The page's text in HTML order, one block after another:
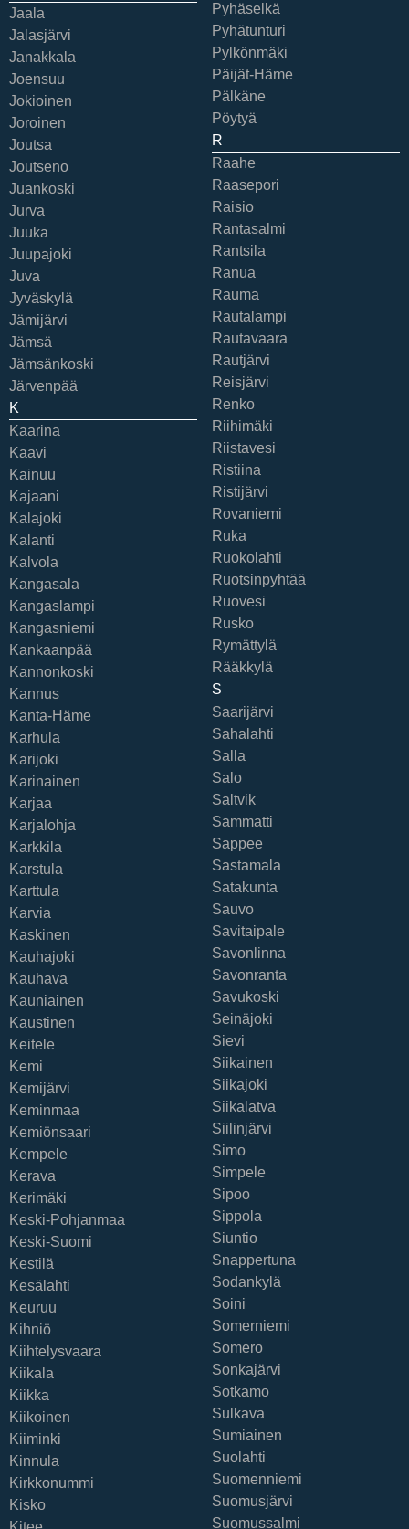
Jaala
Jalasjärvi
Janakkala
Joensuu
Jokioinen
Joroinen
Joutsa
Joutseno
Juankoski
Jurva
Juuka
Juupajoki
Juva
Jyväskylä
Jämijärvi
Jämsä
Jämsänkoski
Järvenpää
K
Kaarina
Kaavi
Kainuu
Kajaani
Kalajoki
Kalanti
Kalvola
Kangasala
Kangaslampi
Kangasniemi
Kankaanpää
Kannonkoski
Kannus
Kanta-Häme
Karhula
Karijoki
Karinainen
Karjaa
Karjalohja
Karkkila
Karstula
Karttula
Karvia
Kaskinen
Kauhajoki
Kauhava
Kauniainen
Kaustinen
Keitele
Kemi
Kemijärvi
Keminmaa
Kemiönsaari
Kempele
Kerava
Kerimäki
Keski-Pohjanmaa
Keski-Suomi
Kestilä
Kesälahti
Keuruu
Kihniö
Kiihtelysvaara
Kiikala
Kiikka
Kiikoinen
Kiiminki
Kinnula
Kirkkonummi
Kisko
Pyhäselkä
Pyhätunturi
Pylkönmäki
Päijät-Häme
Pälkäne
Pöytyä
R
Raahe
Raasepori
Raisio
Rantasalmi
Rantsila
Ranua
Rauma
Rautalampi
Rautavaara
Rautjärvi
Reisjärvi
Renko
Riihimäki
Riistavesi
Ristiina
Ristijärvi
Rovaniemi
Ruka
Ruokolahti
Ruotsinpyhtää
Ruovesi
Rusko
Rymättylä
Rääkkylä
S
Saarijärvi
Sahalahti
Salla
Salo
Saltvik
Sammatti
Sappee
Sastamala
Satakunta
Sauvo
Savitaipale
Savonlinna
Savonranta
Savukoski
Seinäjoki
Sievi
Siikainen
Siikajoki
Siikalatva
Siilinjärvi
Simo
Simpele
Sipoo
Sippola
Siuntio
Snappertuna
Sodankylä
Soini
Somerniemi
Somero
Sonkajärvi
Sotkamo
Sulkava
Sumiainen
Suolahti
Suomenniemi
Suomusjärvi
Suomussalmi